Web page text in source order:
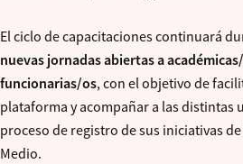
El ciclo de capacitaciones continuará
nuevas jornadas abiertas a
funcionarias/os, con el objetivo de
plataforma y acompañar a las distintas
proceso de registro de sus iniciativas
Medio.